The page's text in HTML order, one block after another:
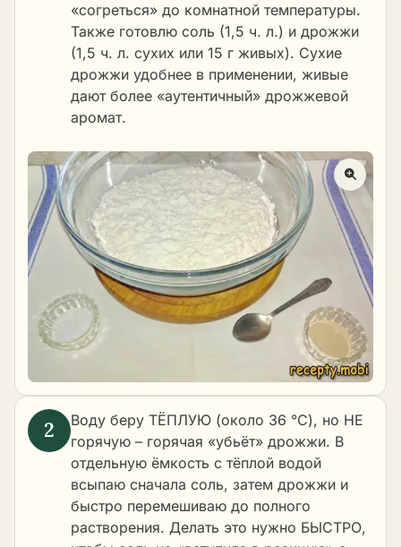
«согреться» до комнатной температуры.
Также готовлю соль (1,5 ч. л.) и дрожжи
(1,5 ч. л. сухих или 15 г живых). Сухие
дрожжи удобнее в применении, живые
дают более «аутентичный» дрожжевой
аромат.
Воду беру ТЁПЛУЮ (около 36 °C), но НЕ
горячую – горячая «убьёт» дрожжи. В
отдельную ёмкость с тёплой водой
всыпаю сначала соль, затем дрожжи и
быстро перемешиваю до полного
растворения. Делать это нужно БЫСТРО,